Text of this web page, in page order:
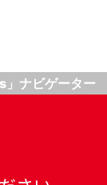
」ナビゲーター